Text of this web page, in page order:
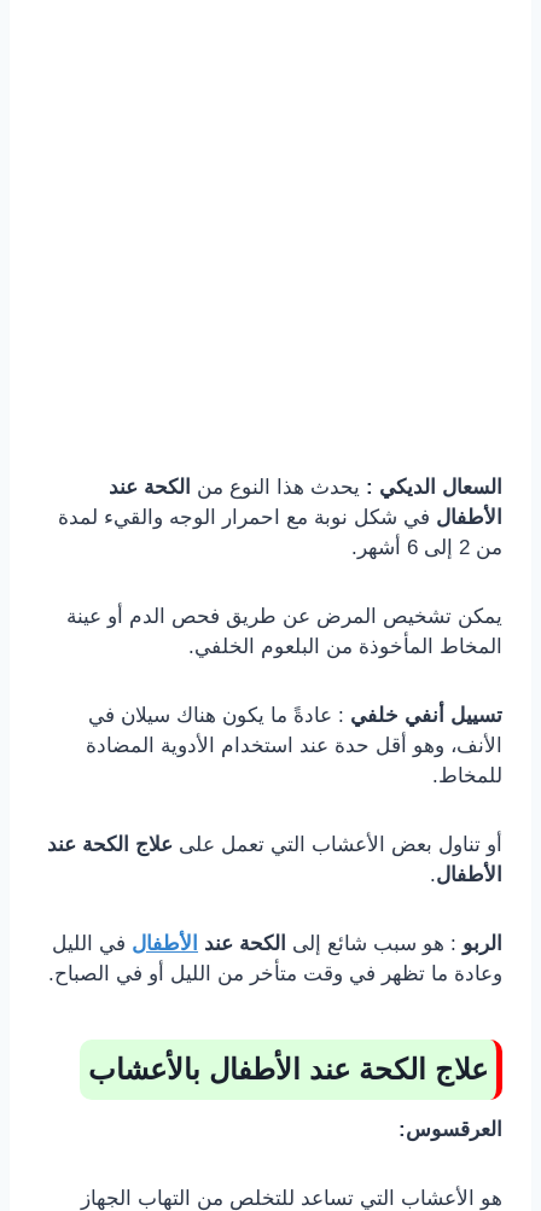
السعال الديكي : يحدث هذا النوع من الكحة عند
الأطفال في شكل نوبة مع احمرار الوجه والقيء لمدة
من 2 إلى 6 أشهر.
يمكن تشخيص المرض عن طريق فحص الدم أو عينة
المخاط المأخوذة من البلعوم الخلفي.
تسييل أنفي خلفي : عادةً ما يكون هناك سيلان في
الأنف، وهو أقل حدة عند استخدام الأدوية المضادة
للمخاط.
أو تناول بعض الأعشاب التي تعمل على علاج الكحة عند
الأطفال.
الربو : هو سبب شائع إلى الكحة عند الأطفال في الليل
وعادة ما تظهر في وقت متأخر من الليل أو في الصباح.
علاج الكحة عند الأطفال بالأعشاب
العرقسوس:
هو الأعشاب التي تساعد للتخلص من التهاب الجهاز